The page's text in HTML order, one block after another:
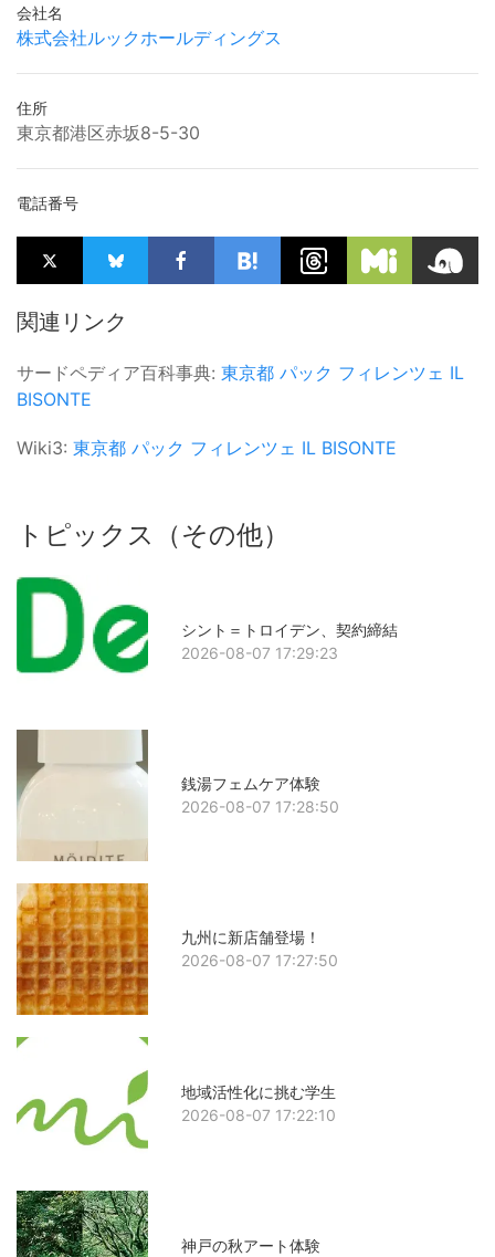
会社名
株式会社ルックホールディングス
住所
東京都港区赤坂8-5-30
電話番号
関連リンク
サードペディア百科事典: 東京都 パック フィレンツェ IL
BISONTE
Wiki3: 東京都 パック フィレンツェ IL BISONTE
トピックス（その他）
シント＝トロイデン、契約締結
2026-08-07 17:29:23
銭湯フェムケア体験
2026-08-07 17:28:50
九州に新店舗登場！
2026-08-07 17:27:50
地域活性化に挑む学生
2026-08-07 17:22:10
神戸の秋アート体験